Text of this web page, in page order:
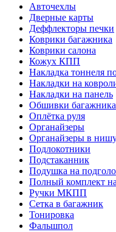
Авточехлы
Дверные карты
Деффлекторы печки
Коврики багажника
Коврики салона
Кожух КПП
Накладка тоннеля
Накладки на
Накладки на панель
Обшивки багажника
Оплётка руля
Органайзеры
Органайзеры в нишу
Подлокотники
Подстаканник
Подушка на
Полный комплект
Ручки МКПП
Сетка в багажник
Тонировка
Фальшпол